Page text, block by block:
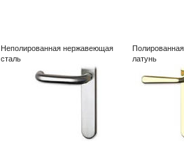
Неполированная нержавеющая
сталь
Полированная
латунь